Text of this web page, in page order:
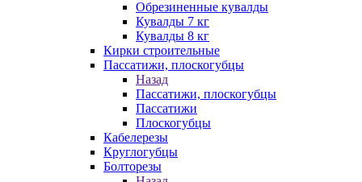
Обрезиненные кувалды
Кувалды 7 кг
Кувалды 8 кг
Кирки строительные
Пассатижи, плоскогубцы
Назад
Пассатижи, плоскогубцы
Пассатижи
Плоскогубцы
Кабелерезы
Круглогубцы
Болторезы